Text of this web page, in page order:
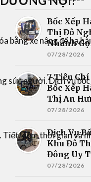
bằng xe nângđểhạ
sức người. Dịch vụ
kiệm thời gian và
Bốc Xếp
Thị Đô
Nhanh
07/28/2026
7 Tiêu
Bốc Xếp
Thị An
07/28/2026
Dịch Vụ
Khu Đô
Đông Uy
07/28/2026